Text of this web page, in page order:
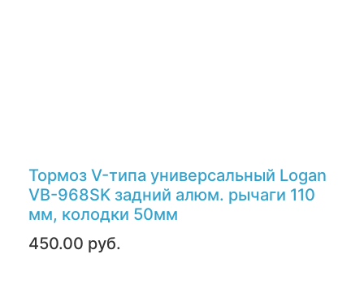
Тормоз V-типа универсальный Logan
VB-968SK задний алюм. рычаги 110
мм, колодки 50мм
450.00 руб.